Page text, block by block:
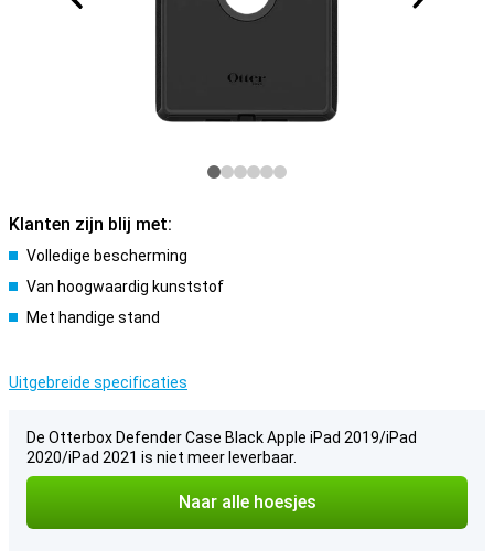
Klanten zijn blij met:
Volledige bescherming
Van hoogwaardig kunststof
Met handige stand
Uitgebreide specificaties
De Otterbox Defender Case Black Apple iPad 2019/iPad
2020/iPad 2021 is niet meer leverbaar.
Naar alle hoesjes